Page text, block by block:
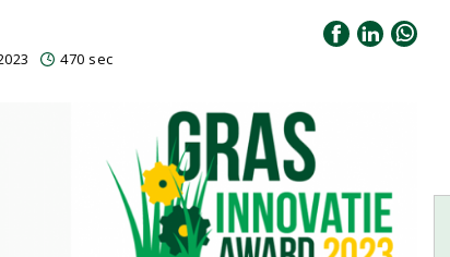
470 sec